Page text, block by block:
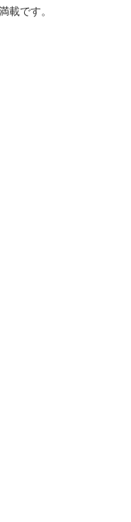
載です。